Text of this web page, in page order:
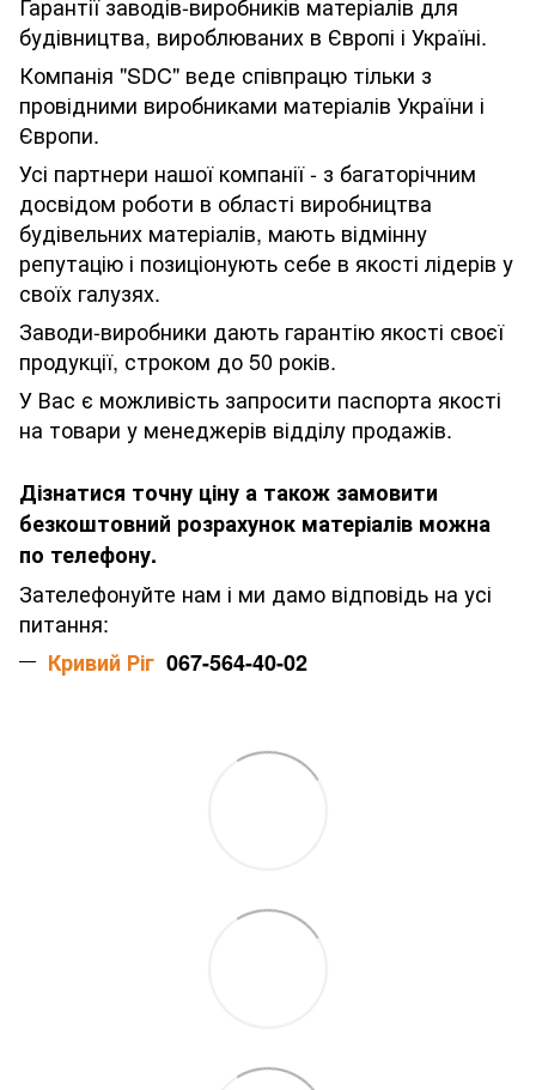
будівництва, вироблюваних в Європі і Україні.
Компанія "SDC" веде співпрацю тільки з
провідними виробниками матеріалів України і
Європи.
Усі партнери нашої компанії - з багаторічним
досвідом роботи в області виробництва
будівельних матеріалів, мають відмінну
репутацію і позиціонують себе в якості лідерів у
своїх галузях.
Заводи-виробники дають гарантію якості своєї
продукції, строком до 50 років.
У Вас є можливість запросити паспорта якості
на товари у менеджерів відділу продажів.
Дізнатися точну ціну а також замовити
безкоштовний розрахунок матеріалів можна
по телефону.
Зателефонуйте нам і ми дамо відповідь на усі
питання:
Кривий Ріг 067-564-40-02